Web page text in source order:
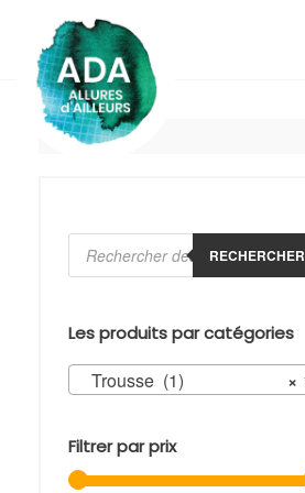
content
Recherche
de
produits
RECHERCHER
Les produits par catégories
×
Trousse (1)
Filtrer par prix